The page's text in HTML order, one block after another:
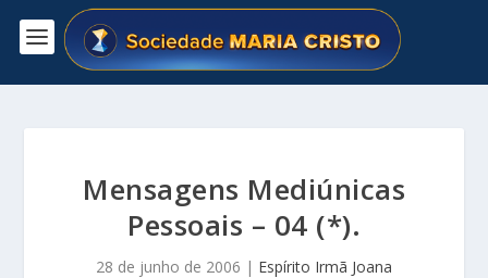
Mensagens Mediúnicas
Pessoais – 04 (*).
28 de junho de 2006 | Espírito Irmã Joana